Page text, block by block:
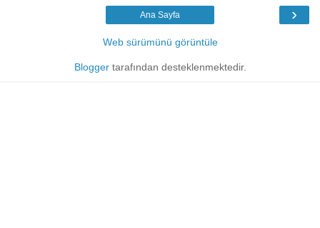
›
Ana Sayfa
Web sürümünü görüntüle
Bloggertarafından desteklenmektedir.